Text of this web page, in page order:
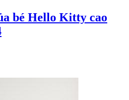
bé Hello Kitty cao